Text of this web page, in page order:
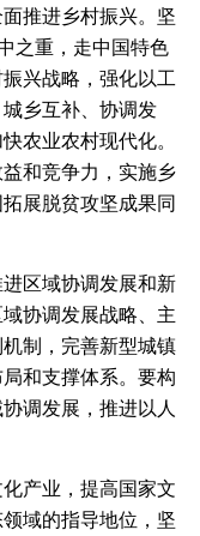
推进乡村振兴。坚
之重，走中国特色
兴战略，强化以工
乡互补、协调发
农业农村现代化。
和竞争力，实施乡
展脱贫攻坚成果同
区域协调发展和新
协调发展战略、主
制，完善新型城镇
和支撑体系。要构
调发展，推进以人
产业，提高国家文
域的指导地位，坚